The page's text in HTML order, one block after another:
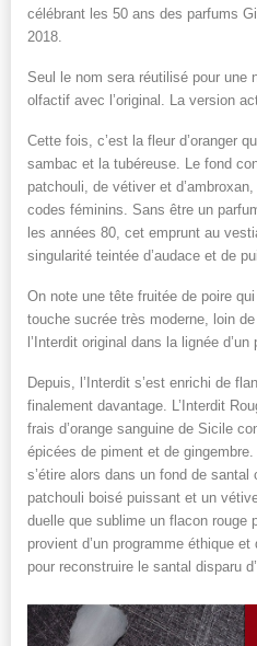
célébrant les 50 ans des parfums
2018.
Seul le nom sera réutilisé pour une
olfactif avec l’original. La version
Cette fois, c’est la fleur d’oranger
sambac et la tubéreuse. Le fond
patchouli, de vétiver et
codes féminins. Sans être un
les années 80, cet emprunt au
singularité teintée d’audace et de
On note une tête fruitée de poire
touche sucrée très moderne, loin
l’Interdit original dans la lignée
Depuis, l’Interdit s’est enrichi de
finalement davantage. L’Interdit
frais d’orange sanguine de Sicile
épicées de piment et de
s’étire alors dans un fond de
patchouli boisé puissant et un
duelle que sublime un flacon rouge
provient d’un programme éthique
pour reconstruire le santal disparu